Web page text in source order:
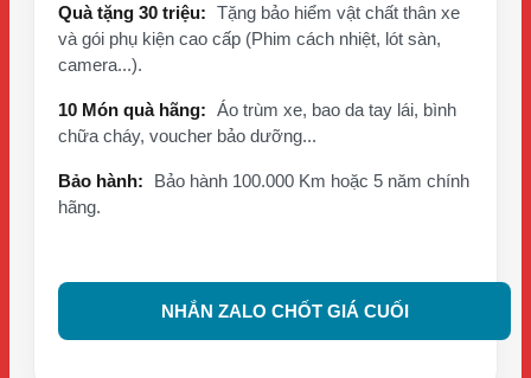
Quà tặng 30 triệu: Tặng bảo hiểm vật chất thân xe
và gói phụ kiện cao cấp (Phim cách nhiệt, lót sàn,
camera...).
10 Món quà hãng: Áo trùm xe, bao da tay lái, bình
chữa cháy, voucher bảo dưỡng...
Bảo hành:
Bảo hành 100.000 Km hoặc 5 năm chính
hãng.
NHẮN ZALO CHỐT GIÁ CUỐI